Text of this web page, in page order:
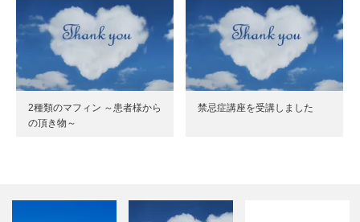
2種類のマフィン ～患者様から
の頂き物～
禁忌症講座を受講しました